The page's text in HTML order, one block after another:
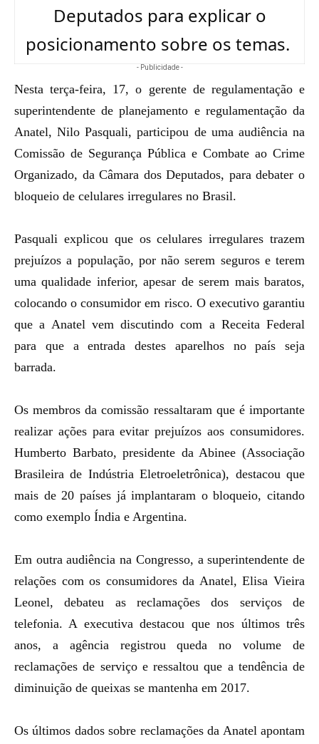
Deputados para explicar o
posicionamento sobre os temas.
- Publicidade -
Nesta terça-feira, 17, o gerente de regulamentação e
superintendente de planejamento e regulamentação da
Anatel, Nilo Pasquali, participou de uma audiência na
Comissão de Segurança Pública e Combate ao Crime
Organizado, da Câmara dos Deputados, para debater o
bloqueio de celulares irregulares no Brasil.
Pasquali explicou que os celulares irregulares trazem
prejuízos a população, por não serem seguros e terem
uma qualidade inferior, apesar de serem mais baratos,
colocando o consumidor em risco. O executivo garantiu
que a Anatel vem discutindo com a Receita Federal
para que a entrada destes aparelhos no país seja
barrada.
Os membros da comissão ressaltaram que é importante
realizar ações para evitar prejuízos aos consumidores.
Humberto Barbato, presidente da Abinee (Associação
Brasileira de Indústria Eletroeletrônica), destacou que
mais de 20 países já implantaram o bloqueio, citando
como exemplo Índia e Argentina.
Em outra audiência na Congresso, a superintendente de
relações com os consumidores da Anatel, Elisa Vieira
Leonel, debateu as reclamações dos serviços de
telefonia. A executiva destacou que nos últimos três
anos, a agência registrou queda no volume de
reclamações de serviço e ressaltou que a tendência de
diminuição de queixas se mantenha em 2017.
Os últimos dados sobre reclamações da Anatel apontam